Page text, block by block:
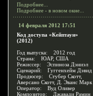
Подробнее...
Подробнее - в новом окне...
14 февраля 2012 17:51
Код доступа «Кейптаун»
(2012)
Год выпуска: 2012 год
Страна: ЮАР, США
Режиссер: Эспиноза Дэниэл
Сценарий: Гуггенхейм Дэвид
Продюсер: Стубер Скотт,
Аверсано Скотт, Д. Эванс Марк
Оператор: Вуд Оливер
Композитор: Джавади Рамин